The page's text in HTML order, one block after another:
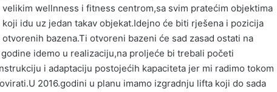
velikim wellnness i fitnesscentrom,sa svim pratećim objektima
koji idu uz jedan takav objekat.Idejno će biti rješena i pozicija
otvorenih bazena.Ti otvoreni bazeni će sad zasad ostati na
idemo u realizaciju,na proljeće bi trebali početi
i adaptaciju postojećih kapaciteta jer mi radimo tokom
2016.godini u planu imamo izgradnju lifta koji do sada